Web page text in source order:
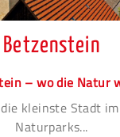
Betzenstein
– wo die Natur
kleinste Stadt
Naturparks...